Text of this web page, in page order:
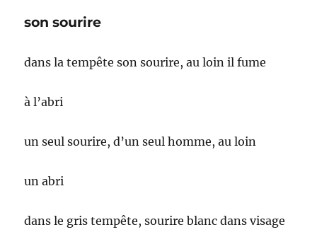
forêt
rosé
son sourire
dans la tempête son sourire, au loin il fume
à l’abri
un seul sourire, d’un seul homme, au loin
un abri
dans le gris tempête, sourire blanc dans visage